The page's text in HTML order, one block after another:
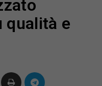
qualità e